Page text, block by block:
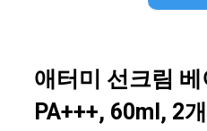
애터미 선크림
PA+++, 60ml, 2개